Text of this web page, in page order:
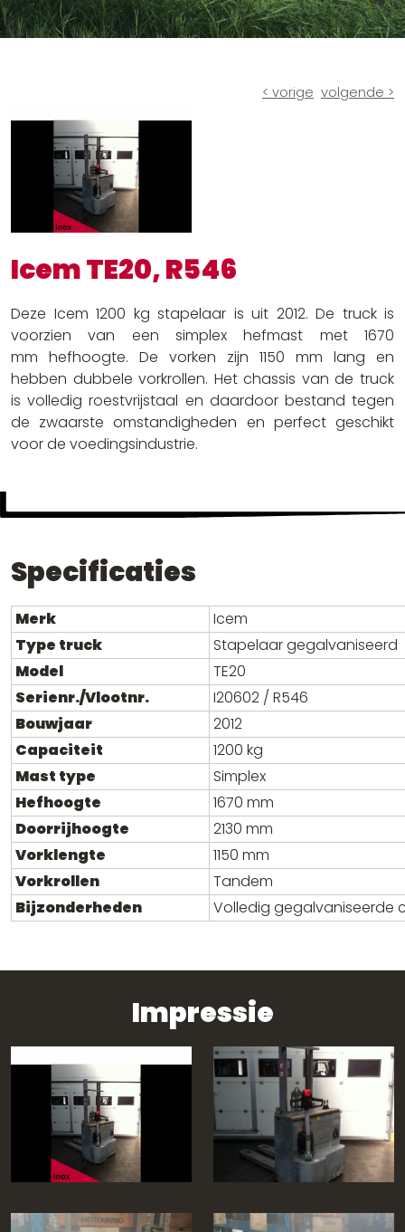
Ruw terrein heftrucks
Batterijen en laders
< vorige volgende >
Icem TE20, R546
Deze Icem 1200 kg stapelaar is uit 2012. De truck is
voorzien van een simplex hefmast met 1670
mm hefhoogte. De vorken zijn 1150 mm lang en
hebben dubbele vorkrollen. Het chassis van de truck
is volledig roestvrijstaal en daardoor bestand tegen
de zwaarste omstandigheden en perfect geschikt
voor de voedingsindustrie.
Specificaties
Merk
Icem
Type truck
Stapelaar gegalvaniseerd
Model
TE20
Serienr./Vlootnr.
I20602 / R546
Bouwjaar
2012
Capaciteit
1200 kg
Mast type
Simplex
Hefhoogte
1670 mm
Doorrijhoogte
2130 mm
Vorklengte
1150 mm
Vorkrollen
Tandem
Bijzonderheden
Volledig gegalvaniseerde
Impressie